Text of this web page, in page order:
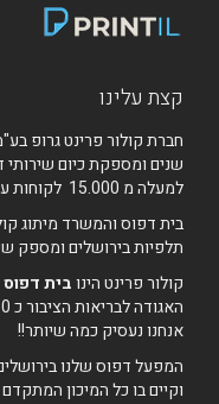
קצת עלינו
שנים ומספקת כיום שירותי
למעלה מ 15.000 לקוחות עסקיים , פרטיים ורשתות בפריסה ארצית .
בית דפוס והמשרד מיתוג
תלפיות בירושלים ומספק
קולור פרינט הינובית דפוס
אנחנו נעסיק כמה שיותר!!
וקיים בו כל המיכון